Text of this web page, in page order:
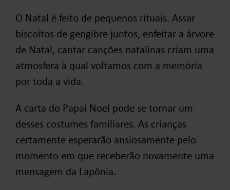
O Natal é feito de pequenos rituais. Assar
biscoitos de gengibre juntos, enfeitar a árvore
de Natal, cantar canções natalinas criam uma
atmosfera à qual voltamos com a memória
por toda a vida.
A carta do Papai Noel pode se tornar um
desses costumes familiares. As crianças
certamente esperarão ansiosamente pelo
momento em que receberão novamente uma
mensagem da Lapônia.